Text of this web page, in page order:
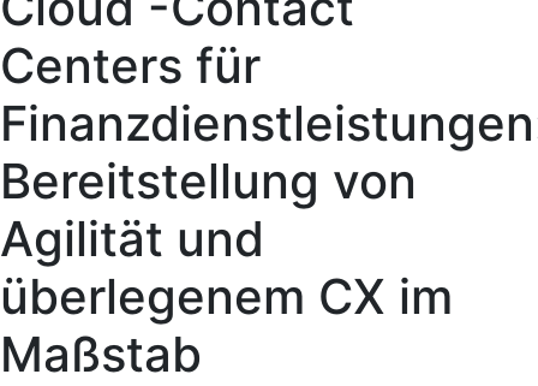
Centers für
Bereitstellung von
Agilität und
überlegenem CX im
Maßstab